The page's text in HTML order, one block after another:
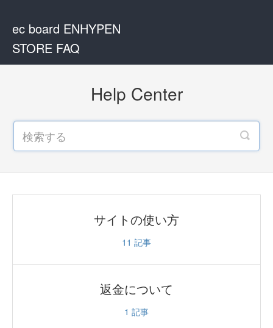
ec board ENHYPEN
STORE FAQ
Help Center
サイトの使い方
11 記事
返金について
1 記事